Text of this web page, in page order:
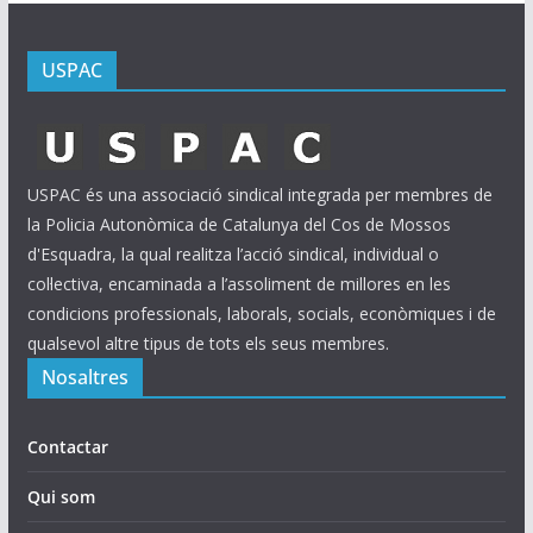
USPAC
USPAC és una associació sindical integrada per membres de
la Policia Autonòmica de Catalunya del Cos de Mossos
d'Esquadra, la qual realitza l’acció sindical, individual o
col·lectiva, encaminada a l’assoliment de millores en les
condicions professionals, laborals, socials, econòmiques i de
qualsevol altre tipus de tots els seus membres.
Nosaltres
Contactar
Qui som